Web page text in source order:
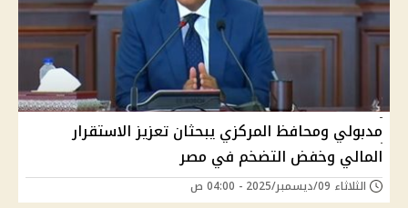
مدبولي ومحافظ المركزي يبحثان تعزيز الاستقرار
المالي وخفض التضخم في مصر
الثلاثاء 09/ديسمبر/2025 - 04:00 ص